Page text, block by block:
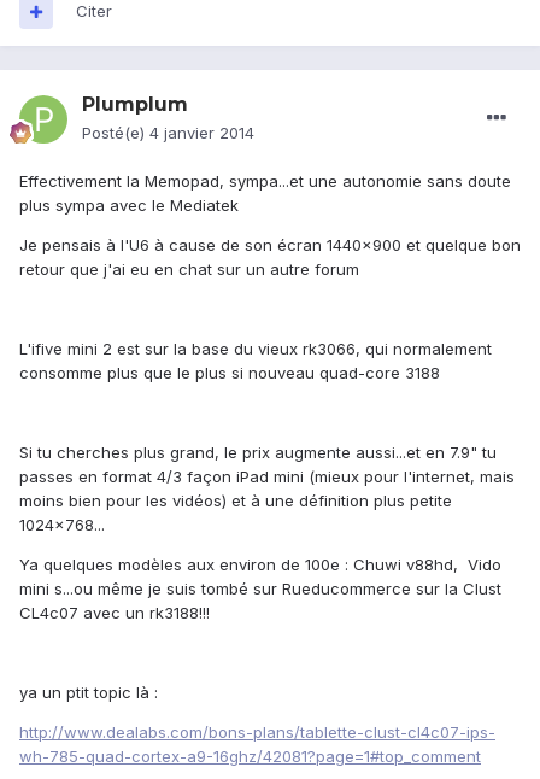
Citer
Plumplum
Posté(e) 4 janvier 2014
Effectivement la Memopad, sympa...et une autonomie sans doute
plus sympa avec le Mediatek
Je pensais à l'U6 à cause de son écran 1440x900 et quelque bon
retour que j'ai eu en chat sur un autre forum
L'ifive mini 2 est sur la base du vieux rk3066, qui normalement
consomme plus que le plus si nouveau quad-core 3188
Si tu cherches plus grand, le prix augmente aussi...et en 7.9" tu
passes en format 4/3 façon iPad mini (mieux pour l'internet, mais
moins bien pour les vidéos) et à une définition plus petite
1024x768...
Ya quelques modèles aux environ de 100e : Chuwi v88hd, Vido
mini s...ou même je suis tombé sur Rueducommerce sur la Clust
CL4c07 avec un rk3188!!!
ya un ptit topic là :
http://www.dealabs.com/bons-plans/tablette-clust-cl4c07-ips-
wh-785-quad-cortex-a9-16ghz/42081?page=1#top_comment